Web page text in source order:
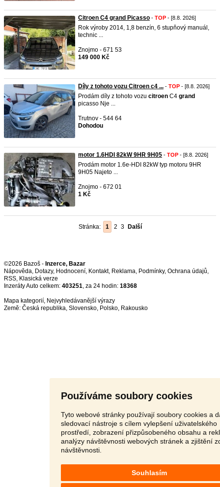
Používáme soubory cookies
Tyto webové stránky používají soubory cookies a
sledovací nástroje s cílem vylepšení uživatelského
prostředí, zobrazení přizpůsobeného obsahu a
analýzy návštěvnosti webových stránek a zjištění
návštěvnosti.
Souhlasím
Citroen C4 grand Picasso - TOP - [8.8. 2026]
Rok výroby 2014, 1,8 benzín, 6 stupňový manuál,
technic ...
Znojmo - 671 53
149 000 Kč
Díly z tohoto vozu Citroen c4 ... - TOP - [8.8. 2026]
Prodám díly z tohoto vozu citroen C4 grand
picasso Nje ...
Trutnov - 544 64
Dohodou
motor 1.6HDI 82kW 9HR 9H05 - TOP - [8.8. 2026]
Prodám motor 1.6e-HDI 82kW typ motoru 9HR
9H05 Najeto ...
Znojmo - 672 01
1 Kč
Stránka: 1 2 3 Další
©2026 Bazoš - Inzerce, Bazar
Nápověda, Dotazy, Hodnocení, Kontakt, Reklama, Podmínky, Ochrana údajů,
RSS,
Inzeráty Auto celkem: 403251, za 24 hodin: 18368
Mapa kategorií, Nejvyhledávanější výrazy
Země: Česká republika, Slovensko, Polsko, Rakousko